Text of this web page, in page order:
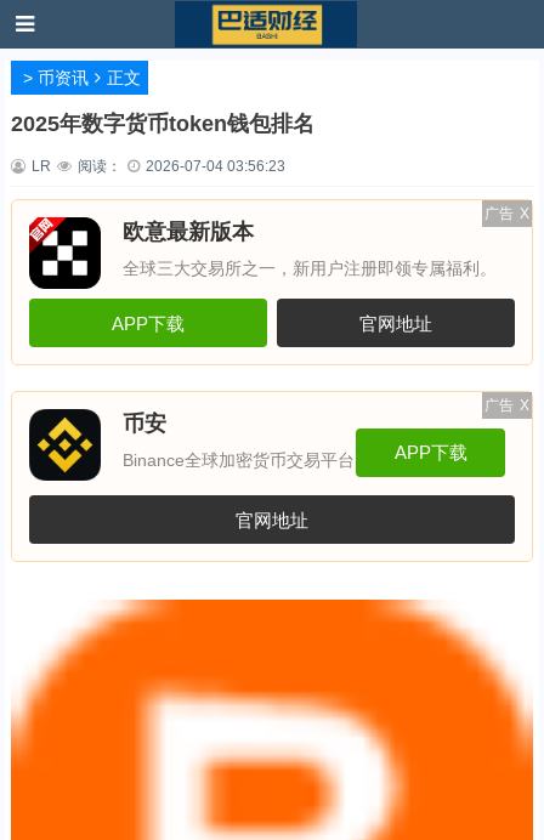
> 币资讯 正文
2025年数字货币token钱包排名
LR 阅读： 2026-07-04 03:56:23
广告 X
欧意最新版本
全球三大交易所之一，新用户注册即领专属福利。
APP下载 官网地址
广告 X
币安
Binance全球加密货币交易平台 APP下载
官网地址